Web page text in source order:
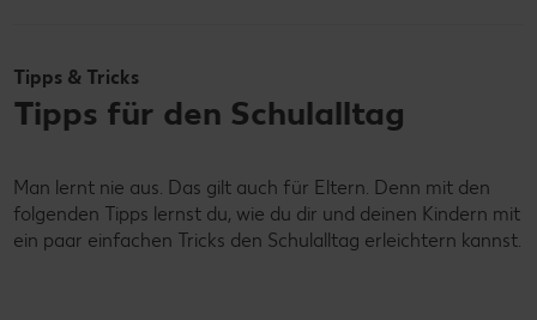
Tipps & Tricks
Tipps für den Schulalltag
Man lernt nie aus. Das gilt auch für Eltern. Denn mit den
folgenden Tipps lernst du, wie du dir und deinen Kindern mit
ein paar einfachen Tricks den Schulalltag erleichtern kannst.